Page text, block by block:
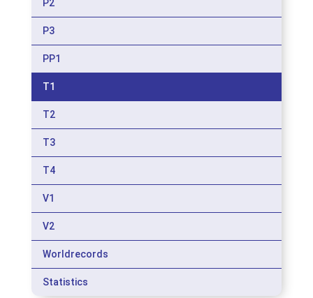
P2
P3
PP1
T1
T2
T3
T4
V1
V2
Worldrecords
Statistics